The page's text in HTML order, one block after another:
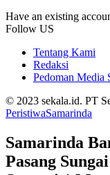
Have an existing
Follow US
Tentang Kami
Redaksi
Pedoman Media
© 2023 sekala.id. PT
PeristiwaSamarinda
Samarinda
Pasang